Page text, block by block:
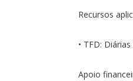
Recursos
• TFD:
Apoio